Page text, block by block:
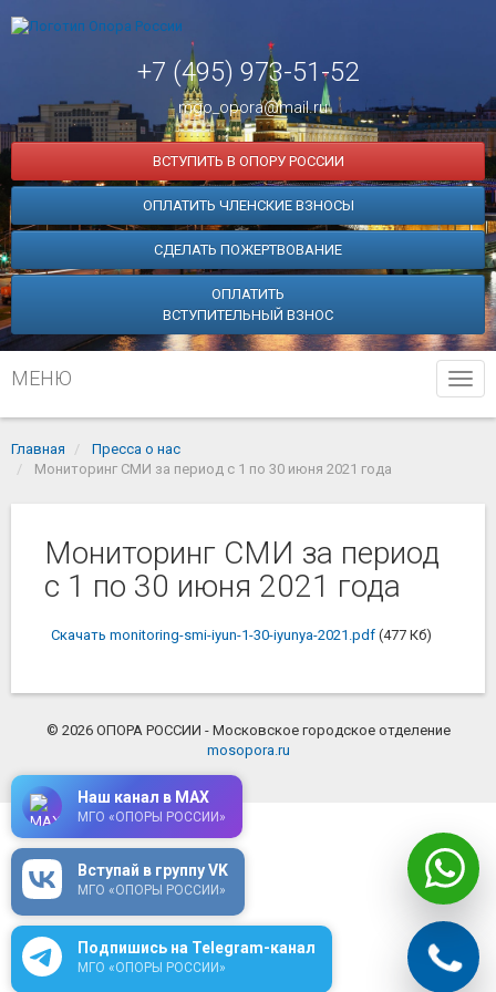
+7 (495) 973-51-52
mgo_opora@mail.ru
ВСТУПИТЬ В ОПОРУ РОССИИ
ОПЛАТИТЬ ЧЛЕНСКИЕ ВЗНОСЫ
СДЕЛАТЬ ПОЖЕРТВОВАНИЕ
ОПЛАТИТЬ
ВСТУПИТЕЛЬНЫЙ ВЗНОС
МЕНЮ
Главная
Пресса о нас
Мониторинг СМИ за период с 1 по 30 июня 2021 года
Мониторинг СМИ за период
с 1 по 30 июня 2021 года
Скачать monitoring-smi-iyun-1-30-iyunya-2021.pdf (477 Кб)
© 2026 ОПОРА РОССИИ - Московское городское отделение
mosopora.ru
Подпишись на Telegram-канал
МГО «ОПОРЫ РОССИИ»
Вступай в группу VK
МГО «ОПОРЫ РОССИИ»
Наш канал в MAX
МГО «ОПОРЫ РОССИИ»